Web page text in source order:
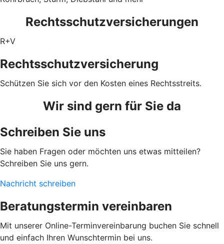
Rechtsschutzversicherungen
R+V
Rechtsschutzversicherung
Schützen Sie sich vor den Kosten eines Rechtsstreits.
Wir sind gern für Sie da
Schreiben Sie uns
Sie haben Fragen oder möchten uns etwas mitteilen?
Schreiben Sie uns gern.
Nachricht schreiben
Beratungstermin vereinbaren
Mit unserer Online-Terminvereinbarung buchen Sie schnell
und einfach Ihren Wunschtermin bei uns.